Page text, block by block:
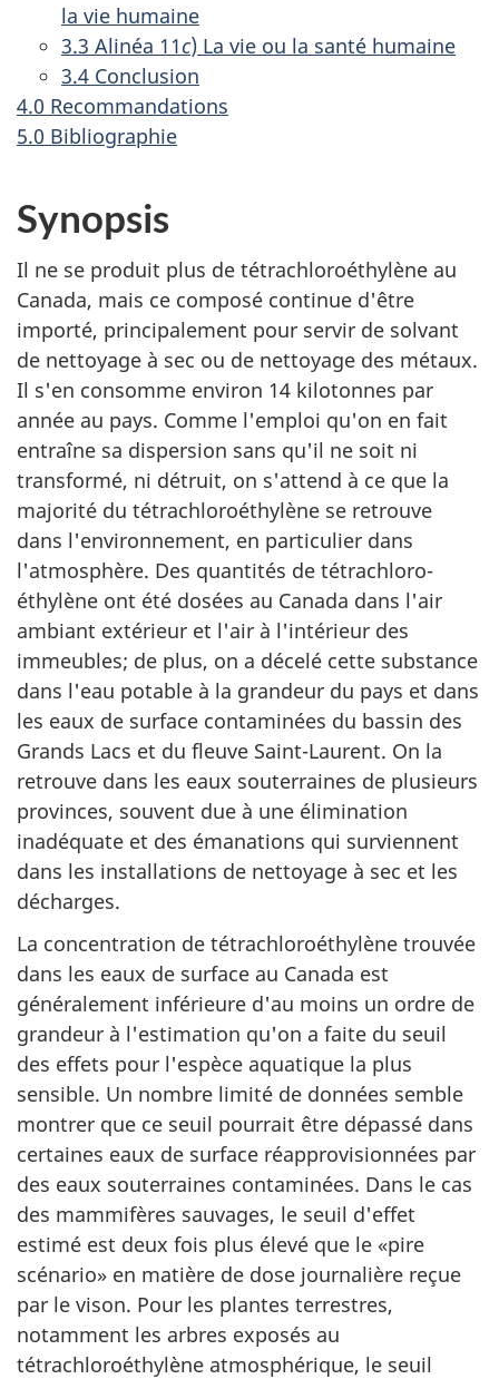
la vie humaine
3.3 Alinéa 11c) La vie ou la santé humaine
3.4 Conclusion
4.0 Recommandations
5.0 Bibliographie
Synopsis
Il ne se produit plus de tétrachloroéthylène au
Canada, mais ce composé continue d'être
importé, principalement pour servir de solvant
de nettoyage à sec ou de nettoyage des métaux.
Il s'en consomme environ 14 kilotonnes par
année au pays. Comme l'emploi qu'on en fait
entraîne sa dispersion sans qu'il ne soit ni
transformé, ni détruit, on s'attend à ce que la
majorité du tétrachloroéthylène se retrouve
dans l'environnement, en particulier dans
l'atmosphère. Des quantités de tétrachloro-
éthylène ont été dosées au Canada dans l'air
ambiant extérieur et l'air à l'intérieur des
immeubles; de plus, on a décelé cette substance
dans l'eau potable à la grandeur du pays et dans
les eaux de surface contaminées du bassin des
Grands Lacs et du fleuve Saint-Laurent. On la
retrouve dans les eaux souterraines de plusieurs
provinces, souvent due à une élimination
inadéquate et des émanations qui surviennent
dans les installations de nettoyage à sec et les
décharges.
La concentration de tétrachloroéthylène trouvée
dans les eaux de surface au Canada est
généralement inférieure d'au moins un ordre de
grandeur à l'estimation qu'on a faite du seuil
des effets pour l'espèce aquatique la plus
sensible. Un nombre limité de données semble
montrer que ce seuil pourrait être dépassé dans
certaines eaux de surface réapprovisionnées par
des eaux souterraines contaminées. Dans le cas
des mammifères sauvages, le seuil d'effet
estimé est deux fois plus élevé que le «pire
scénario» en matière de dose journalière reçue
par le vison. Pour les plantes terrestres,
notamment les arbres exposés au
tétrachloroéthylène atmosphérique, le seuil